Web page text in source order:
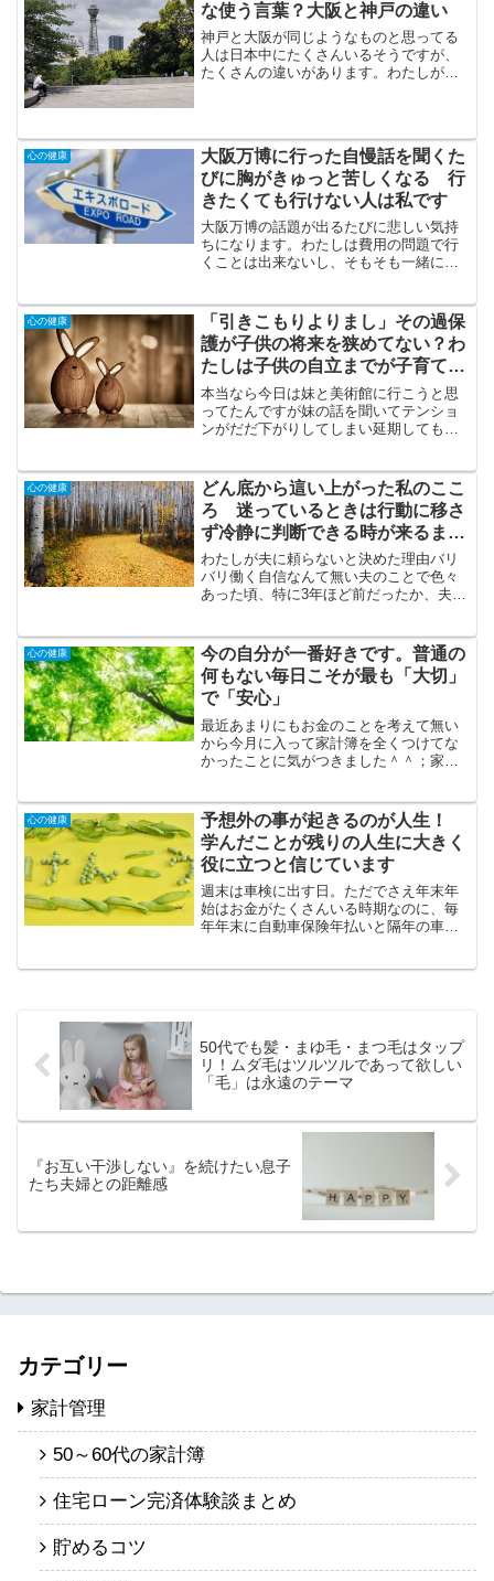
な使う言葉？大阪と神戸の違い
神戸と大阪が同じようなものと思ってる
人は日本中にたくさんいるそうですが、
たくさんの違いがあります。わたしが感
無いのであらかじめご了承...
心の健康
大阪万博に行った自慢話を聞くた
びに胸がきゅっと苦しくなる 行
きたくても行けない人は私です
大阪万博の話題が出るたびに悲しい気持
ちになります。わたしは費用の問題で行
くことは出来ないし、そもそも一緒に行
人が多いそうです。わたしの周囲の人た
ちもみんなご主人と一緒に...
心の健康
「引きこもりよりまし」その過保
護が子供の将来を狭めてない？わ
たしは子供の自立までが子育てと
思っています
本当なら今日は妹と美術館に行こうと思
ってたんですが妹の話を聞いてテンショ
ンがだだ下がりしてしまい延期してもら
によってさまざまだから過保護の定義も
人それぞれ。ただわたしは...
心の健康
どん底から這い上がった私のここ
ろ 迷っているときは行動に移さ
ず冷静に判断できる時が来るまで
待つ
わたしが夫に頼らないと決めた理由バリ
バリ働く自信なんて無い夫のことで色々
あった頃、特に3年ほど前だったか、夫の
くなってしまって、私は臨床心理士のカ
ウンセリングを受けま...
心の健康
今の自分が一番好きです。普通の
何もない毎日こそが最も「大切」
で「安心」
最近あまりにもお金のことを考えて無い
から今月に入って家計簿を全くつけてな
かったことに気がつきました＾＾；家計
事を考えないなら全然いいんですが、そ
の反対で無さ過ぎて・・・なん...
心の健康
予想外の事が起きるのが人生！
学んだことが残りの人生に大きく
役に立つと信じています
週末は車検に出す日。ただでさえ年末年
始はお金がたくさんいる時期なのに、毎
年年末に自動車保険年払いと隔年の車検
50代でも髪・まゆ毛・まつ毛はタップ
リ！ムダ毛はツルツルであって欲しい
「毛」は永遠のテーマ
『お互い干渉しない』を続けたい息子
たち夫婦との距離感
カテゴリー
家計管理
50～60代の家計簿
住宅ローン完済体験談まとめ
貯めるコツ